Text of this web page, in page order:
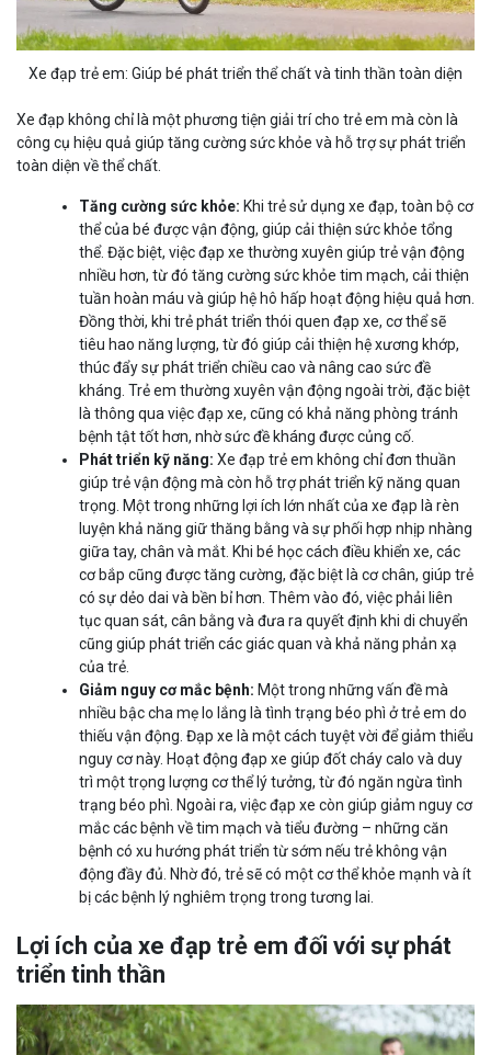
Xe đạp trẻ em: Giúp bé phát triển thể chất và tinh thần toàn diện
Xe đạp không chỉ là một phương tiện giải trí cho trẻ em mà còn là
công cụ hiệu quả giúp tăng cường sức khỏe và hỗ trợ sự phát triển
toàn diện về thể chất.
Tăng cường sức khỏe: Khi trẻ sử dụng xe đạp, toàn bộ cơ
thể của bé được vận động, giúp cải thiện sức khỏe tổng
thể. Đặc biệt, việc đạp xe thường xuyên giúp trẻ vận động
nhiều hơn, từ đó tăng cường sức khỏe tim mạch, cải thiện
tuần hoàn máu và giúp hệ hô hấp hoạt động hiệu quả hơn.
Đồng thời, khi trẻ phát triển thói quen đạp xe, cơ thể sẽ
tiêu hao năng lượng, từ đó giúp cải thiện hệ xương khớp,
thúc đẩy sự phát triển chiều cao và nâng cao sức đề
kháng. Trẻ em thường xuyên vận động ngoài trời, đặc biệt
là thông qua việc đạp xe, cũng có khả năng phòng tránh
bệnh tật tốt hơn, nhờ sức đề kháng được củng cố.
Phát triển kỹ năng: Xe đạp trẻ em không chỉ đơn thuần
giúp trẻ vận động mà còn hỗ trợ phát triển kỹ năng quan
trọng. Một trong những lợi ích lớn nhất của xe đạp là rèn
luyện khả năng giữ thăng bằng và sự phối hợp nhịp nhàng
giữa tay, chân và mắt. Khi bé học cách điều khiển xe, các
cơ bắp cũng được tăng cường, đặc biệt là cơ chân, giúp trẻ
có sự dẻo dai và bền bỉ hơn. Thêm vào đó, việc phải liên
tục quan sát, cân bằng và đưa ra quyết định khi di chuyển
cũng giúp phát triển các giác quan và khả năng phản xạ
của trẻ.
Giảm nguy cơ mắc bệnh: Một trong những vấn đề mà
nhiều bậc cha mẹ lo lắng là tình trạng béo phì ở trẻ em do
thiếu vận động. Đạp xe là một cách tuyệt vời để giảm thiểu
nguy cơ này. Hoạt động đạp xe giúp đốt cháy calo và duy
trì một trọng lượng cơ thể lý tưởng, từ đó ngăn ngừa tình
trạng béo phì. Ngoài ra, việc đạp xe còn giúp giảm nguy cơ
mắc các bệnh về tim mạch và tiểu đường – những căn
bệnh có xu hướng phát triển từ sớm nếu trẻ không vận
động đầy đủ. Nhờ đó, trẻ sẽ có một cơ thể khỏe mạnh và ít
bị các bệnh lý nghiêm trọng trong tương lai.
Lợi ích của xe đạp trẻ em đối với sự phát
triển tinh thần